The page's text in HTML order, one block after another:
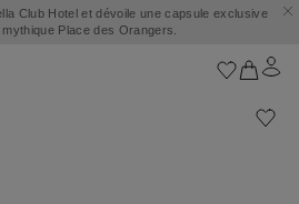
Club Hotel et dévoile une capsule exclusive
Place des Orangers.